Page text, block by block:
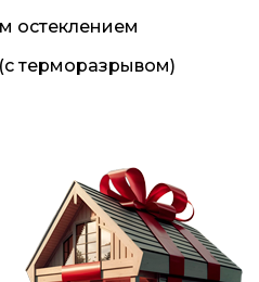
остеклением
терморазрывом)